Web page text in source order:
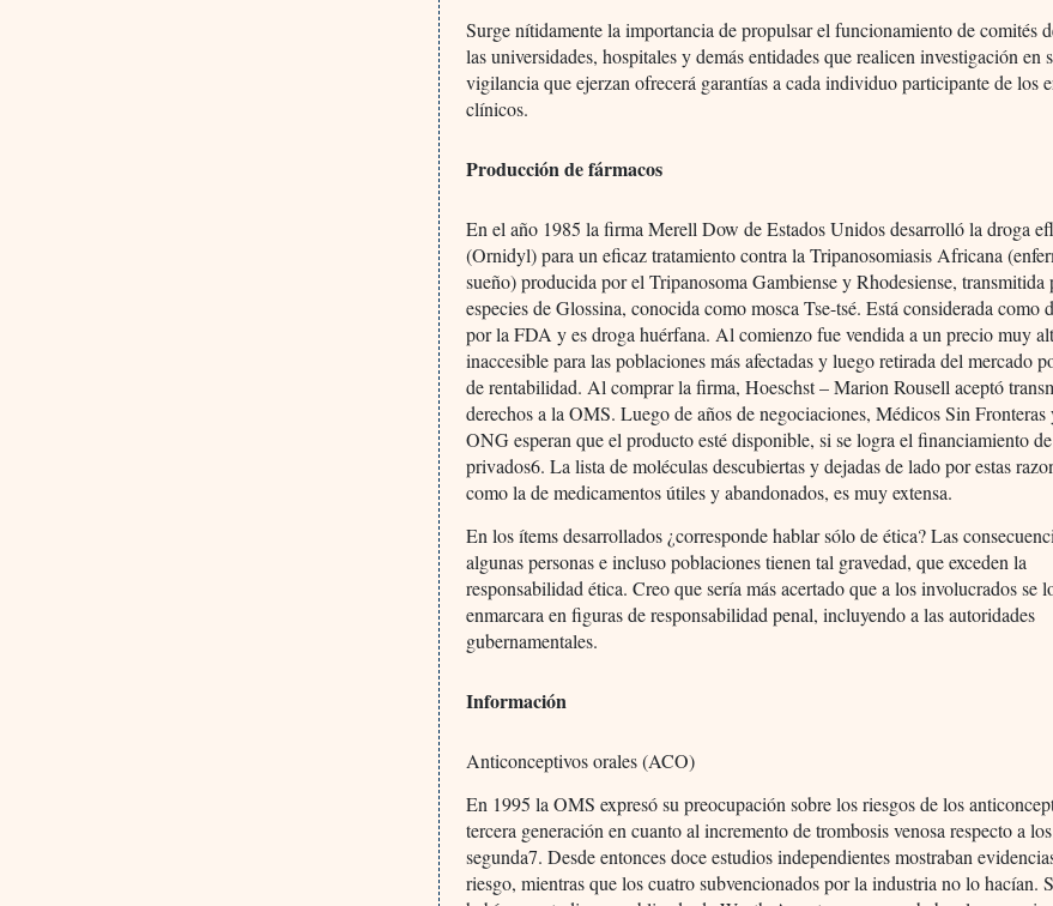
Surge nítidamente la importancia de propulsar el funcionamiento de comités
las universidades, hospitales y demás entidades que realicen investigación en
vigilancia que ejerzan ofrecerá garantías a cada individuo participante de los
clínicos.
Producción de fármacos
En el año 1985 la firma Merell Dow de Estados Unidos desarrolló la droga
(Ornidyl) para un eficaz tratamiento contra la Tripanosomiasis Africana
sueño) producida por el Tripanosoma Gambiense y Rhodesiense, transmitida
especies de Glossina, conocida como mosca Tse-tsé. Está considerada como
por la FDA y es droga huérfana. Al comienzo fue vendida a un precio muy
inaccesible para las poblaciones más afectadas y luego retirada del mercado
de rentabilidad. Al comprar la firma, Hoeschst – Marion Rousell aceptó
derechos a la OMS. Luego de años de negociaciones, Médicos Sin Fronteras
ONG esperan que el producto esté disponible, si se logra el financiamiento
privados6. La lista de moléculas descubiertas y dejadas de lado por estas
como la de medicamentos útiles y abandonados, es muy extensa.
En los ítems desarrollados ¿corresponde hablar sólo de ética? Las
algunas personas e incluso poblaciones tienen tal gravedad, que exceden la
responsabilidad ética. Creo que sería más acertado que a los involucrados se
enmarcara en figuras de responsabilidad penal, incluyendo a las autoridades
gubernamentales.
Información
Anticonceptivos orales (ACO)
En 1995 la OMS expresó su preocupación sobre los riesgos de los
tercera generación en cuanto al incremento de trombosis venosa respecto a
segunda7. Desde entonces doce estudios independientes mostraban
riesgo, mientras que los cuatro subvencionados por la industria no lo hacían.